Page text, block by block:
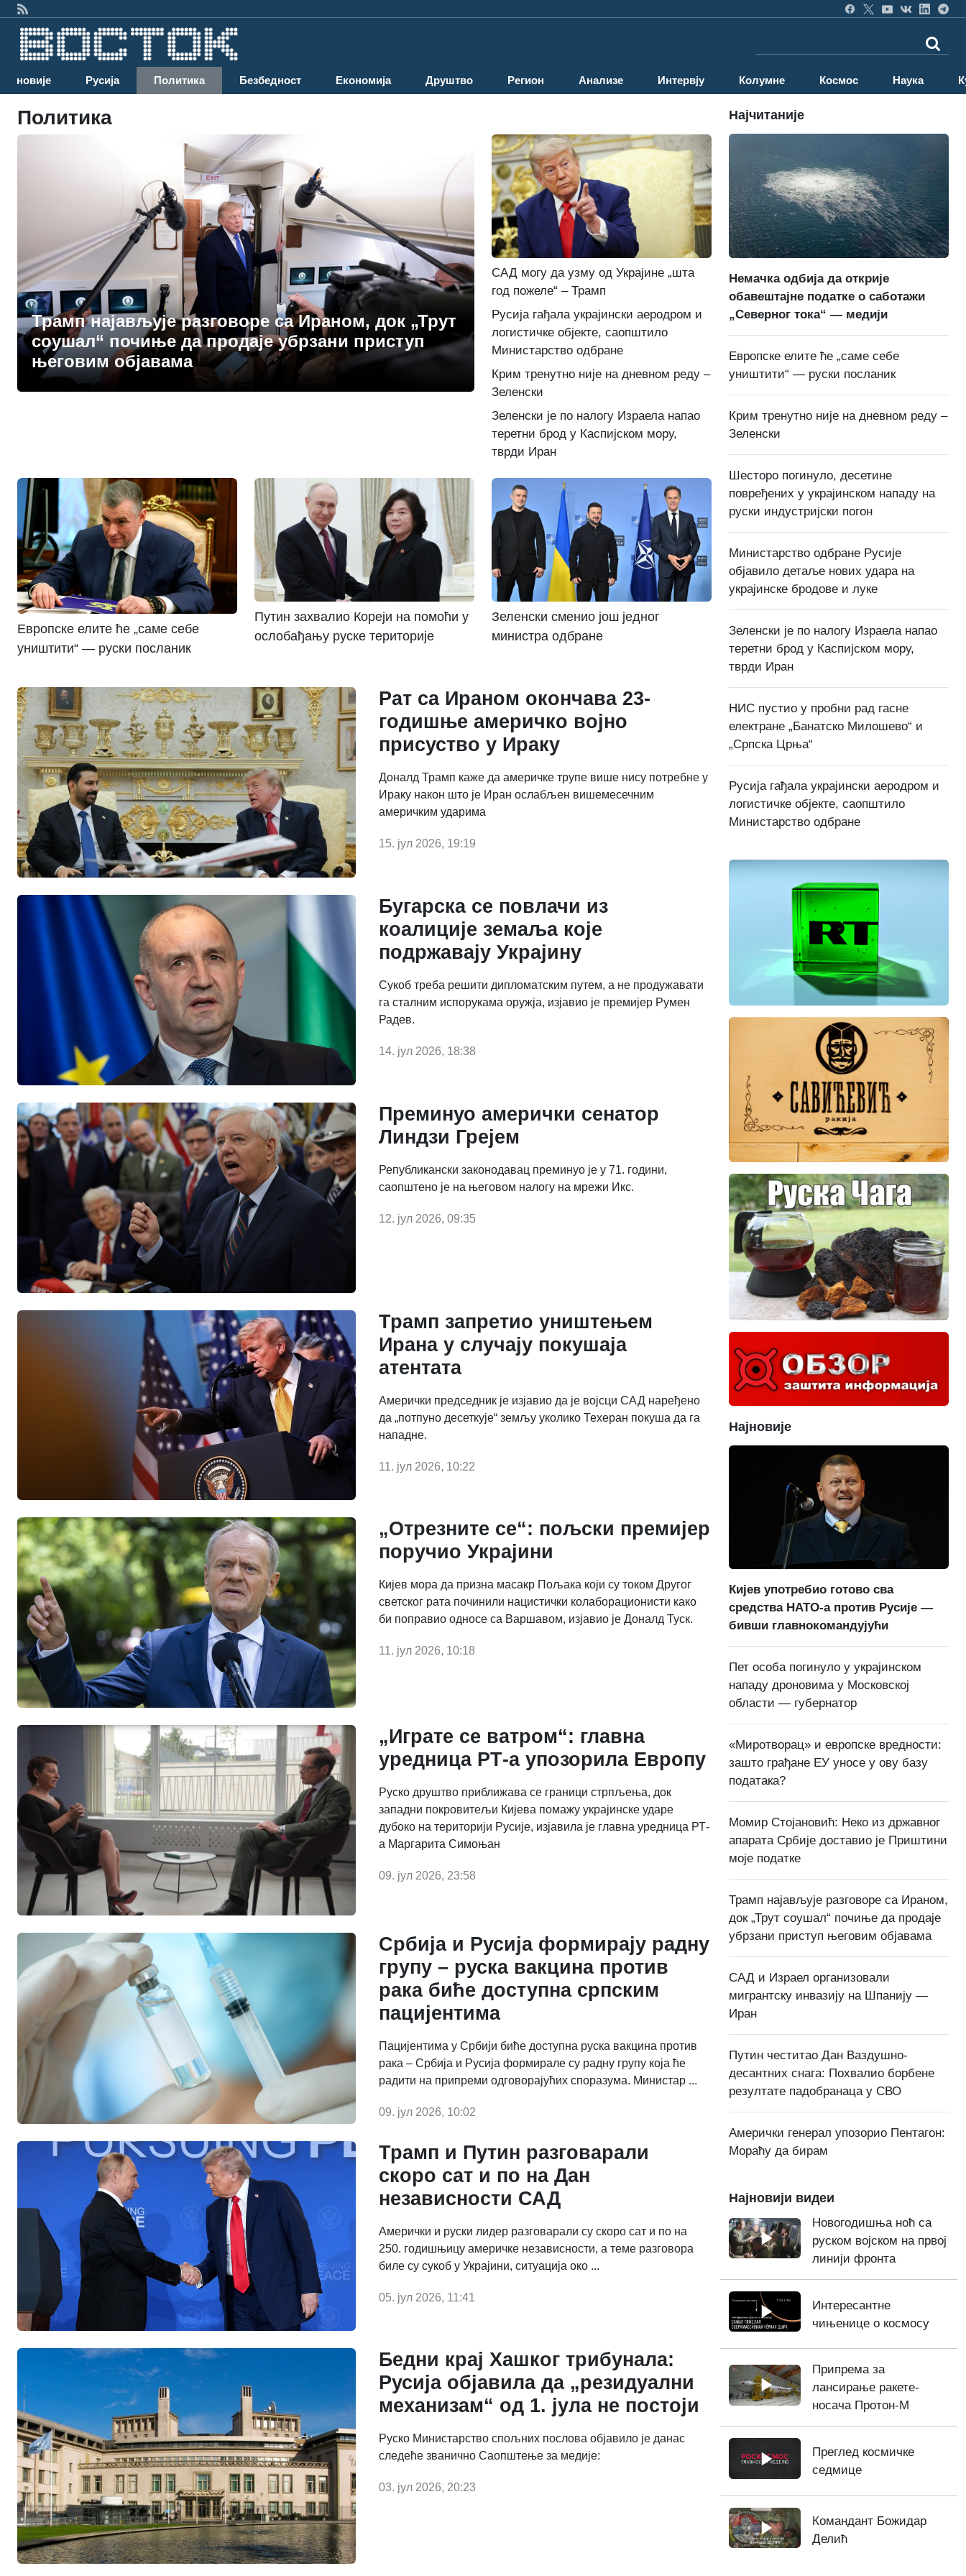
Најновије Русија Политика Безбедност Економија Друштво Регион Анализе Интервју Колумне Космос Наука
Политика
Трамп најављује разговоре са Ираном, док „Трут
соушал“ почиње да продаје убрзани приступ
његовим објавама
САД могу да узму од Украјине „шта
год пожеле“ – Трамп
Русија гађала украјински аеродром и
логистичке објекте, саопштило
Министарство одбране
Крим тренутно није на дневном реду –
Зеленски
Зеленски је по налогу Израела напао
теретни брод у Каспијском мору,
тврди Иран
Европске елите ће „саме себе
уништити“ — руски посланик
Путин захвалио Кореји на помоћи у
ослобађању руске територије
Зеленски сменио још једног
министра одбране
Рат са Ираном окончава 23-
годишње америчко војно
присуство у Ираку
Доналд Трамп каже да америчке трупе више нису потребне у
Ираку након што је Иран ослабљен вишемесечним
америчким ударима
15. јул 2026, 19:19
Бугарска се повлачи из
коалиције земаља које
подржавају Украјину
Сукоб треба решити дипломатским путем, а не продужавати
га сталним испорукама оружја, изјавио је премијер Румен
Радев.
14. јул 2026, 18:38
Преминуо амерички сенатор
Линдзи Грејем
Републикански законодавац преминуо је у 71. години,
саопштено је на његовом налогу на мрежи Икс.
12. јул 2026, 09:35
Трамп запретио уништењем
Ирана у случају покушаја
атентата
Амерички председник је изјавио да је војсци САД наређено
да „потпуно десеткује“ земљу уколико Техеран покуша да га
нападне.
11. јул 2026, 10:22
„Отрезните се“: пољски премијер
поручио Украјини
Кијев мора да призна масакр Пољака који су током Другог
светског рата починили нацистички колаборационисти како
би поправио односе са Варшавом, изјавио је Доналд Туск.
11. јул 2026, 10:18
„Играте се ватром“: главна
уредница РТ-а упозорила Европу
Руско друштво приближава се граници стрпљења, док
западни покровитељи Кијева помажу украјинске ударе
дубоко на територији Русије, изјавила је главна уредница РТ-
а Маргарита Симоњан
09. јул 2026, 23:58
Србија и Русија формирају радну
групу – руска вакцина против
рака биће доступна српским
пацијентима
Пацијентима у Србији биће доступна руска вакцина против
рака – Србија и Русија формирале су радну групу која ће
радити на припреми одговорајућих споразума. Министар ...
09. јул 2026, 10:02
Трамп и Путин разговарали
скоро сат и по на Дан
независности САД
Амерички и руски лидер разговарали су скоро сат и по на
250. годишњицу америчке независности, а теме разговора
биле су сукоб у Украјини, ситуација око ...
05. јул 2026, 11:41
Бедни крај Хашког трибунала:
Русија објавила да „резидуални
механизам“ од 1. јула не постоји
Руско Министарство спољних послова објавило је данас
следеће званично Саопштење за медије:
03. јул 2026, 20:23
Најчитаније
Немачка одбија да открије
обавештајне податке о саботажи
„Северног тока“ — медији
Европске елите ће „саме себе
уништити“ — руски посланик
Крим тренутно није на дневном реду –
Зеленски
Шесторо погинуло, десетине
повређених у украјинском нападу на
руски индустријски погон
Министарство одбране Русије
објавило детаље нових удара на
украјинске бродове и луке
Зеленски је по налогу Израела напао
теретни брод у Каспијском мору,
тврди Иран
НИС пустио у пробни рад гасне
електране „Банатско Милошево“ и
„Српска Црња“
Русија гађала украјински аеродром и
логистичке објекте, саопштило
Министарство одбране
Најновије
Кијев употребио готово сва
средства НАТО-а против Русије —
бивши главнокомандујући
Пет особа погинуло у украјинском
нападу дроновима у Московској
области — губернатор
«Миротворац» и европске вредности:
зашто грађане ЕУ уносе у ову базу
података?
Момир Стојановић: Неко из државног
апарата Србије доставио је Приштини
моје податке
Трамп најављује разговоре са Ираном,
док „Трут соушал“ почиње да продаје
убрзани приступ његовим објавама
САД и Израел организовали
мигрантску инвазију на Шпанију —
Иран
Путин честитао Дан Ваздушно-
десантних снага: Похвалио борбене
резултате падобранаца у СВО
Амерички генерал упозорио Пентагон:
Мораћу да бирам
Најновији видеи
Новогодишња ноћ са
руском војском на првој
линији фронта
Интересантне
чињенице о космосу
Припрема за
лансирање ракете-
носача Протон-М
Преглед космичке
седмице
Командант Божидар
Делић